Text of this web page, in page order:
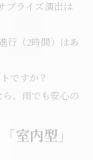
プライズ演出は
行（2時間）はあ
ですか？
、雨でも安心の
室内型」